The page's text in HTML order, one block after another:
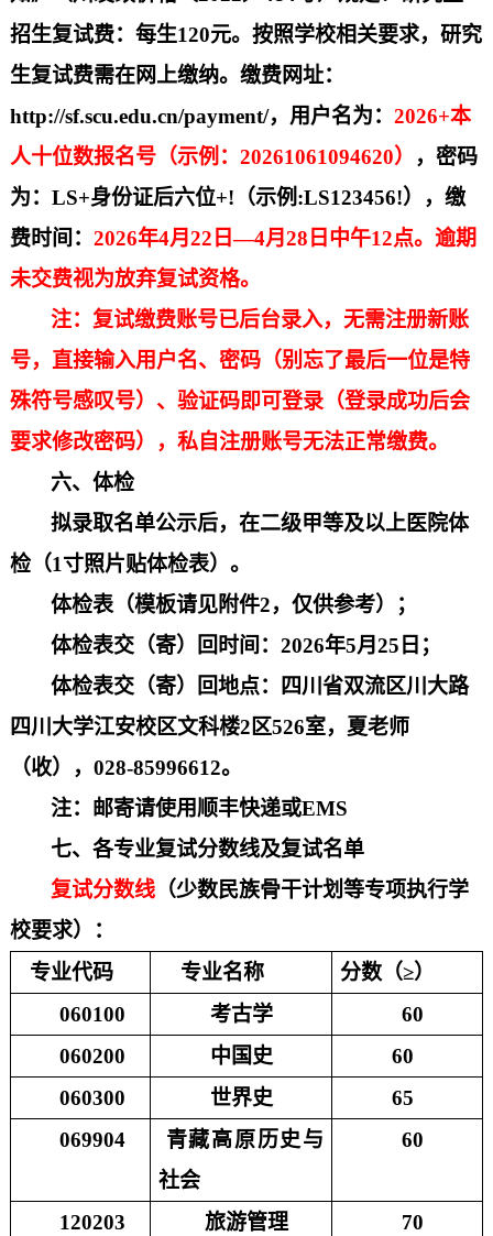
招生复试费：每生120元。按照学校相关要求，研究
生复试费需在网上缴纳。缴费网址：
http://sf.scu.edu.cn/payment/，用户名为： 2026+本
人十位数报名号（示例：20261061094620）
，密码
为： LS+身份证后六位+!（示例:LS123456!），缴
费时间： 2026年4月22日—4月28日中午12点。逾期
未交费视为放弃复试资格。
注：复试缴费账号已后台录入，无需注册新账
号，直接输入用户名、密码（别忘了最后一位是特
殊符号感叹号）、验证码即可登录（登录成功后会
要求修改密码），私自注册账号无法正常缴费。
六、体检
拟录取名单公示后，在二级甲等及以上医院体
检（1寸照片贴体检表）。
体检表（模板请见附件2，仅供参考）
；
体检表交（寄） 回时间： 2026年5月25日 ；
体检表交（寄）
回地点：四川省双流区川大路
四川大学江安校区文科楼2区526室，夏老师
（收），028-85996612。
注：邮寄请使用顺丰快递或EMS
七、各专业复试分数线及复试名单
复试分数线（少数民族骨干计划等专项执行学
校要求）
：
专业代码
专业名称 分数（≥）
060100
考古学
60
060200
中国史
60
060300
世界史
65
069904
青藏高原历史与
社会
60
120203 旅游管理
70